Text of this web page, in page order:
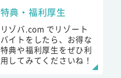
特典・福利厚生
リゾバ.com でリゾート
バイトをしたら、お得な
特典や福利厚生をぜひ利
用してみてくださいね！